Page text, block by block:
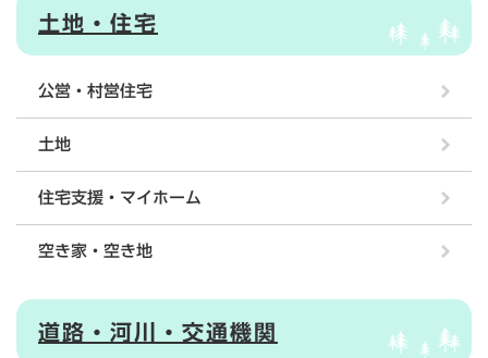
土地・住宅
公営・村営住宅
土地
住宅支援・マイホーム
空き家・空き地
道路・河川・交通機関